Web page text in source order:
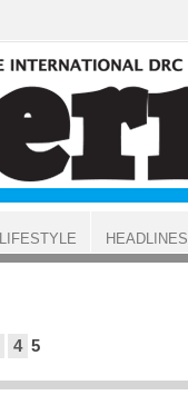
4 5
LIFESTYLE HEADLINES